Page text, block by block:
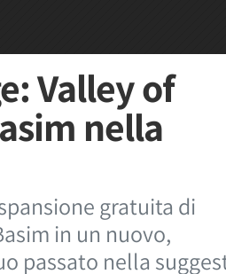
Valley of
nella
gratuita di
in un nuovo,
passato nella